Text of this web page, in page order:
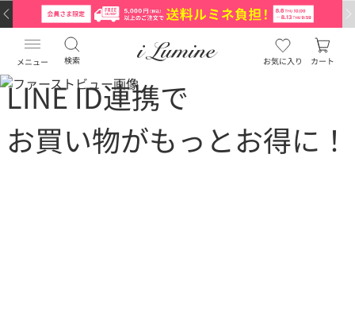
メニュー 検索 お気に入り カート
LINE ID連携で
お買い物がもっとお得に！